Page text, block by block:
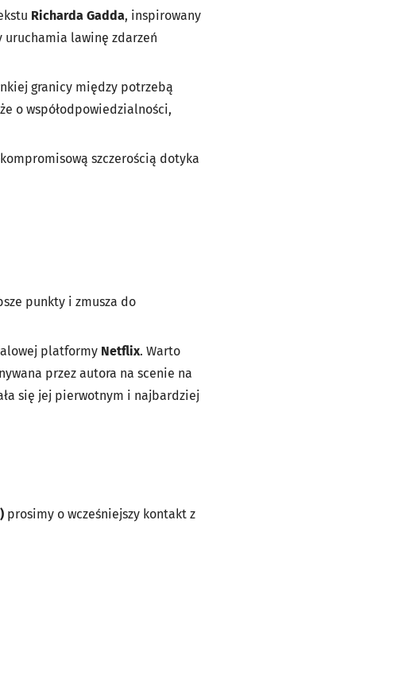
Richarda Gadda, inspirowany
uruchamia lawinę zdarzeń
granicy między potrzebą
o współodpowiedzialności,
szczerością dotyka
punkty i zmusza do
platformy Netflix. Warto
przez autora na scenie na
się jej pierwotnym i najbardziej
prosimy o wcześniejszy kontakt z